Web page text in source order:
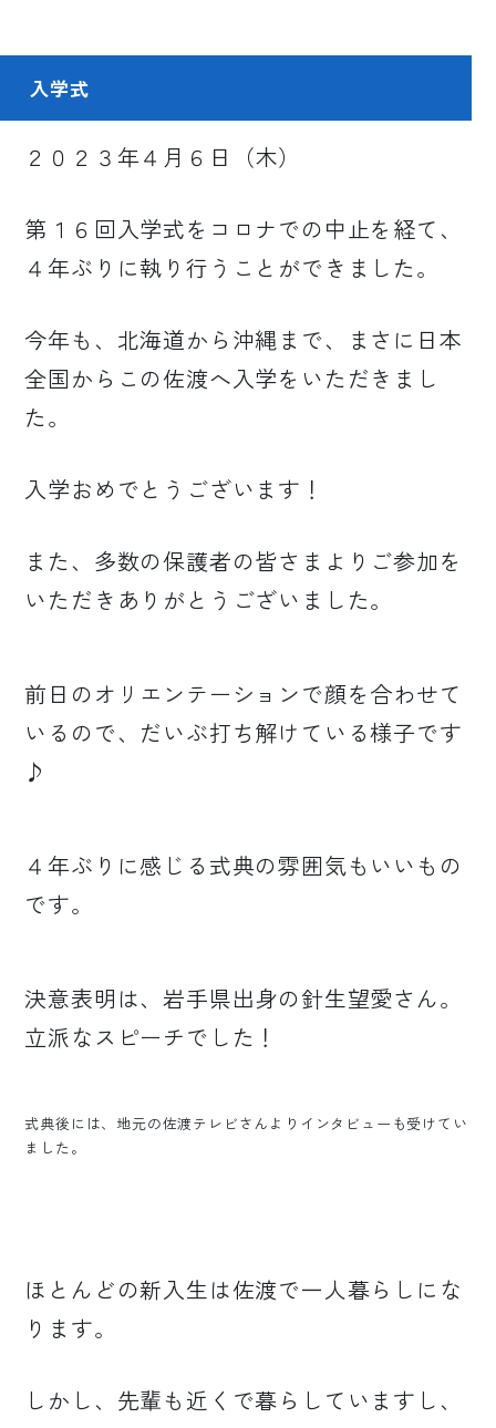
入学式
２０２３年４月６日（木）
第１６回入学式をコロナでの中止を経て、
４年ぶりに執り行うことができました。
今年も、北海道から沖縄まで、まさに日本
全国からこの佐渡へ入学をいただきまし
た。
入学おめでとうございます！
また、多数の保護者の皆さまよりご参加を
いただきありがとうございました。
前日のオリエンテーションで顔を合わせて
いるので、だいぶ打ち解けている様子です
♪
４年ぶりに感じる式典の雰囲気もいいもの
です。
決意表明は、岩手県出身の針生望愛さん。
立派なスピーチでした！
式典後には、地元の佐渡テレビさんよりインタビューも受けてい
ました。
ほとんどの新入生は佐渡で一人暮らしにな
ります。
しかし、先輩も近くで暮らしていますし、